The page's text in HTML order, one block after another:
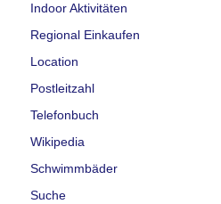
Indoor Aktivitäten
Regional Einkaufen
Location
Postleitzahl
Telefonbuch
Wikipedia
Schwimmbäder
Suche